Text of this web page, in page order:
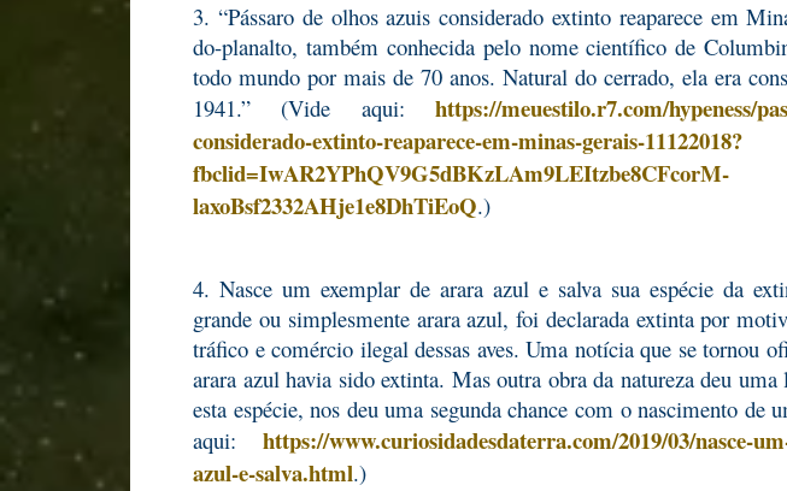
3. “Pássaro de olhos azuis considerado extinto reaparece em
do-planalto, também conhecida pelo nome científico de
todo mundo por mais de 70 anos. Natural do cerrado, ela era
1941.” (Vide aqui: https://meuestilo.r7.com/hypeness/
considerado-extinto-reaparece-em-minas-gerais-11122018?
fbclid=IwAR2YPhQV9G5dBKzLAm9LEItzbe8CFcorM-
laxoBsf2332AHje1e8DhTiEoQ.)
4. Nasce um exemplar de arara azul e salva sua espécie da
grande ou simplesmente arara azul, foi declarada extinta por
tráfico e comércio ilegal dessas aves. Uma notícia que se tornou
arara azul havia sido extinta. Mas outra obra da natureza deu uma
esta espécie, nos deu uma segunda chance com o nascimento de
aqui: https://www.curiosidadesdaterra.com/2019/03/nasce-
azul-e-salva.html.)